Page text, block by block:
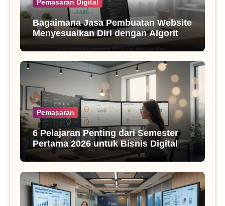
Pemasaran Digital
Bagaimana Jasa Pembuatan Website
Menyesuaikan Diri dengan Algoritma
SEO Masa Kini
Pemasaran
6 Pelajaran Penting dari Semester
Pertama 2026 untuk Bisnis Digital